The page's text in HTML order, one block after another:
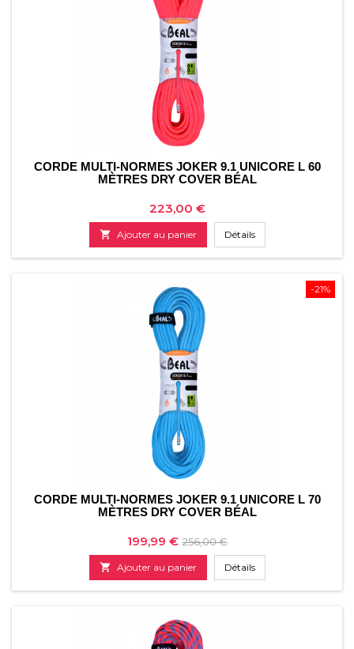
CORDE MULTI-NORMES JOKER 9.1 UNICORE L 60
MÈTRES DRY COVER BÉAL
Prix
223,00 €
 Ajouter au panier Détails
-21%
CORDE MULTI-NORMES JOKER 9.1 UNICORE L 70
MÈTRES DRY COVER BÉAL
Prix
199,99 € Prix
de
base
256,00 €
 Ajouter au panier Détails